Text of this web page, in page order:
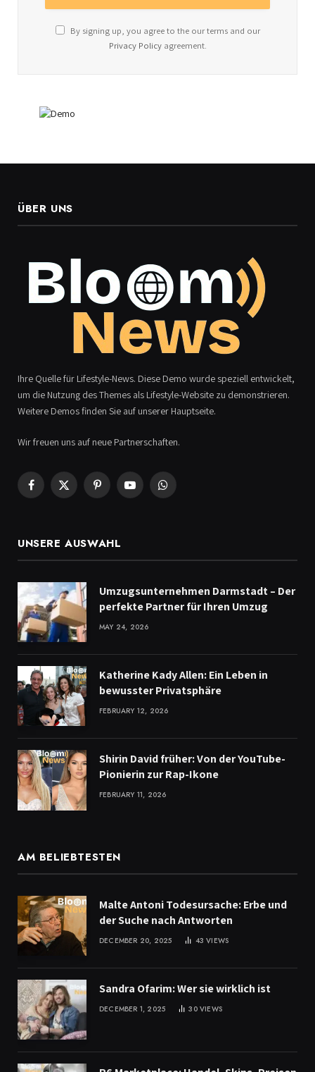
By signing up, you agree to the our terms and our
Privacy Policyagreement.
ÜBER UNS
Ihre Quelle für Lifestyle-News. Diese Demo wurde speziell entwickelt,
um die Nutzung des Themes als Lifestyle-Website zu demonstrieren.
Weitere Demos finden Sie auf unserer Hauptseite.
Wir freuen uns auf neue Partnerschaften.
Facebook
X
PinterestYouTubeWhatsApp
UNSERE AUSWAHL
Umzugsunternehmen Darmstadt – Der
perfekte Partner für Ihren Umzug
MAY 24, 2026
Katherine Kady Allen: Ein Leben in
bewusster Privatsphäre
FEBRUARY 12, 2026
Shirin David früher: Von der YouTube-
Pionierin zur Rap-Ikone
FEBRUARY 11, 2026
AM BELIEBTESTEN
Malte Antoni Todesursache: Erbe und
der Suche nach Antworten
DECEMBER 20, 2025 43VIEWS
Sandra Ofarim: Wer sie wirklich ist
DECEMBER 1, 2025 30VIEWS